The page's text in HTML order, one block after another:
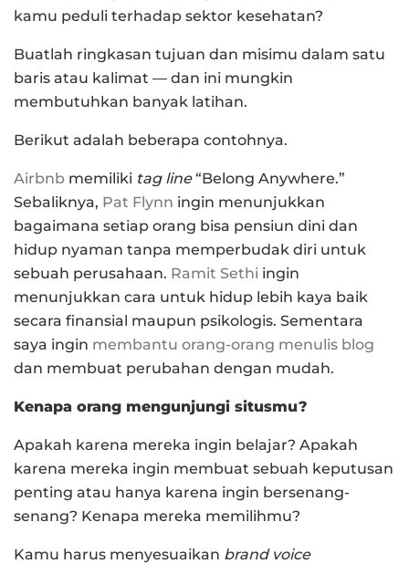
kamu peduli terhadap sektor kesehatan?
Buatlah ringkasan tujuan dan misimu dalam satu
baris atau kalimat — dan ini mungkin
membutuhkan banyak latihan.
Berikut adalah beberapa contohnya.
Airbnb memiliki tag line“Belong Anywhere.”
Sebaliknya, Pat Flynn ingin menunjukkan
bagaimana setiap orang bisa pensiun dini dan
hidup nyaman tanpa memperbudak diri untuk
sebuah perusahaan. Ramit Sethi ingin
menunjukkan cara untuk hidup lebih kaya baik
secara finansial maupun psikologis. Sementara
saya ingin membantu orang-orang menulis blog
dan membuat perubahan dengan mudah.
Kenapa orang mengunjungi situsmu?
Apakah karena mereka ingin belajar? Apakah
karena mereka ingin membuat sebuah keputusan
penting atau hanya karena ingin bersenang-
senang? Kenapa mereka memilihmu?
Kamu harus menyesuaikan brand voice